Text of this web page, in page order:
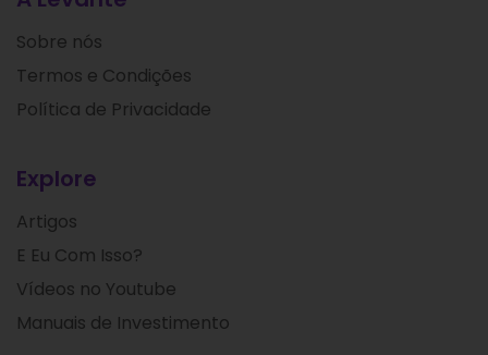
Sobre nós
Termos e Condições
Política de Privacidade
Explore
Artigos
E Eu Com Isso?
Vídeos no Youtube
Manuais de Investimento